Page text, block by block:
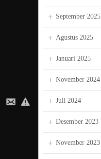
September 2025
Agustus 2025
Januari 2025
November 2024
Juli 2024
Desember 2023
November 2023